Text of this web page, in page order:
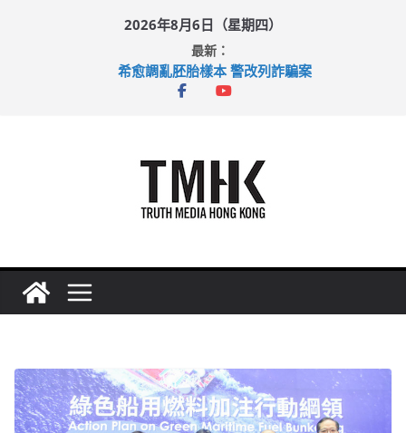
2026年8月6日（星期四）
最新：
希愈調亂胚胎樣本 警改列詐騙案
足球盛會次場激戰 祖雲達斯挫車路士